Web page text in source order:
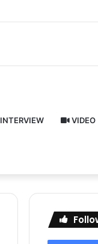
INTERVIEW VIDEO